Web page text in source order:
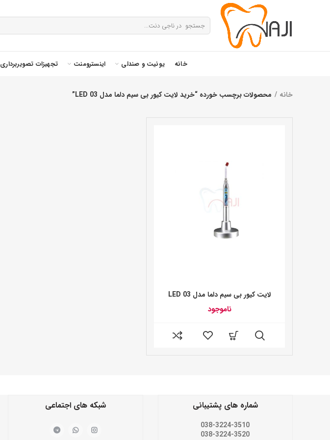
خانه یونیت و صندلی اینسترومنت تجهیزات تصویربرداری
خانه محصولات برچسب خورده “خرید لایت کیور بی سیم دلما مدل 03 LED”
لایت کیور بی سیم دلما مدل 03 LED
ناموجود
شماره های پشتیبانی
038-3224-3510
038-3224-3520
شبکه های اجتماعی